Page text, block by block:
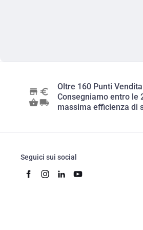
Oltre 160 Punti
Consegniamo entro le
massima efficienza di
Seguici sui social